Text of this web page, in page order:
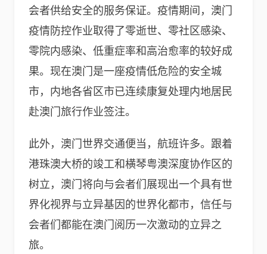
会者供给安全的服务保证。疫情期间，澳门
疫情防控作业取得了零逝世、零社区感染、
零院内感染、低重症率和高治愈率的较好成
果。现在澳门是一座疫情低危险的安全城
市，内地各省区市已连续康复处理内地居民
赴澳门旅行作业签注。
此外，澳门世界交通便当，航班许多。跟着
港珠澳大桥的竣工和横琴粤澳深度协作区的
树立，澳门将向与会者们展现出一个具有世
界化视界与立异基因的世界化都市，信任与
会者们都能在澳门阅历一次激动的立异之
旅。